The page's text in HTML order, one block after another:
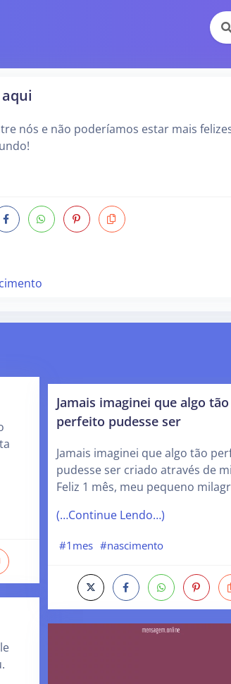
nós e não poderíamos estar mais
Jamais imaginei que algo tão
perfeito pudesse ser
Jamais imaginei que algo tão
pudesse ser criado através de
Feliz 1 mês, meu pequeno
(…Continue Lendo…)
#1mes #nascimento